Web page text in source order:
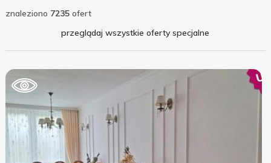
znaleziono 7235ofert
przeglądaj wszystkie oferty specjalne